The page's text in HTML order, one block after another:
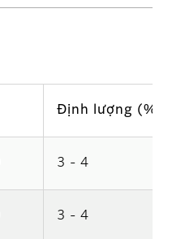
Định lượng (%)
3 - 4
3 - 4